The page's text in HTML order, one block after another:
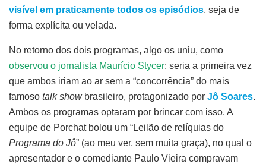
visível em praticamente todos os episódios, seja de
forma explícita ou velada.
No retorno dos dois programas, algo os uniu, como
observou o jornalista Maurício Stycer: seria a primeira vez
que ambos iriam ao ar sem a “concorrência” do mais
famoso talk show brasileiro, protagonizado por Jô Soares.
Ambos os programas optaram por brincar com isso. A
equipe de Porchat bolou um “Leilão de relíquias do
Programa do Jô” (ao meu ver, sem muita graça), no qual o
apresentador e o comediante Paulo Vieira compravam